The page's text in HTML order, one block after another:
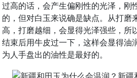
过高的话，会产生偏刚性的光泽，刚
的，但对白玉来说确是缺点。从打磨
高，打磨越细，会显得光泽强些，所
结束后用牛皮过一下，这样会显得油
为人手盘出的油性是最好的。